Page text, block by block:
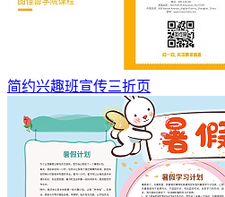
简约兴趣班宣传三折页